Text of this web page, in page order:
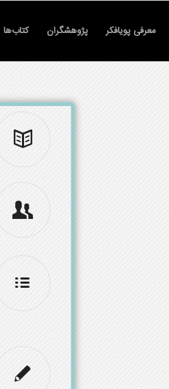
معرفی پویافکر پژوهشگران کتاب‌ها